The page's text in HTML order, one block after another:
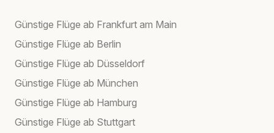
Günstige Flüge ab Frankfurt am Main
Günstige Flüge ab Berlin
Günstige Flüge ab Düsseldorf
Günstige Flüge ab München
Günstige Flüge ab Hamburg
Günstige Flüge ab Stuttgart